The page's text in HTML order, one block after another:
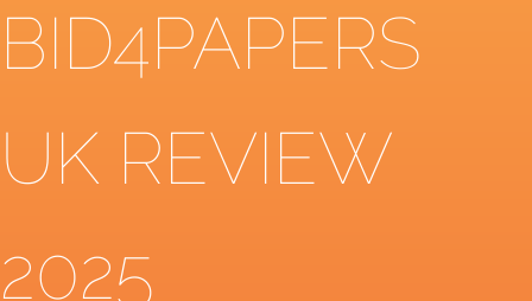
BID4PAPERS
UK REVIEW
2025